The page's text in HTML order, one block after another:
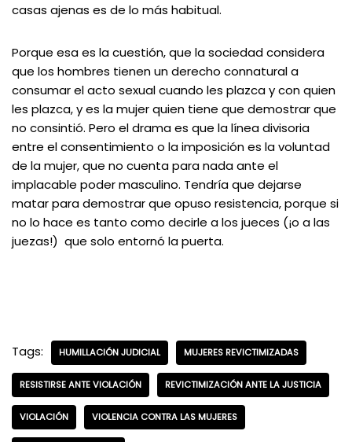
casas ajenas es de lo más habitual.
Porque esa es la cuestión, que la sociedad considera
que los hombres tienen un derecho connatural a
consumar el acto sexual cuando les plazca y con quien
les plazca, y es la mujer quien tiene que demostrar que
no consintió. Pero el drama es que la línea divisoria
entre el consentimiento o la imposición es la voluntad
de la mujer, que no cuenta para nada ante el
implacable poder masculino. Tendría que dejarse
matar para demostrar que opuso resistencia, porque si
no lo hace es tanto como decirle a los jueces (¡o a las
juezas!) que solo entornó la puerta.
Tags: HUMILLACIÓN JUDICIAL MUJERES REVICTIMIZADAS
RESISTIRSE ANTE VIOLACIÓN REVICTIMIZACIÓN ANTE LA JUSTICIA
VIOLACIÓN VIOLENCIA CONTRA LAS MUJERES